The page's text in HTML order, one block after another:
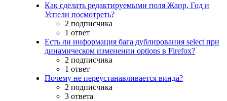
Как сделать редактируемыми поля Жанр, Год и
Успели посмотреть?
2 подписчика
1 ответ
Есть ли информация бага дублирования select при
динамическом изменении options в Firefox?
2 подписчика
1 ответ
Почему не переустанавливается винда?
2 подписчика
3 ответа